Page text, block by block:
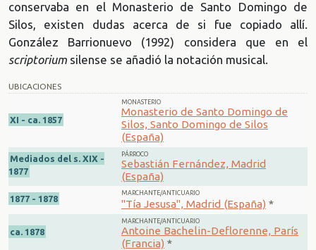
conservaba en el Monasterio de Santo Domingo de
Silos, existen dudas acerca de si fue copiado allí.
González Barrionuevo (1992) considera que en el
scriptorium silense se añadió la notación musical.
UBICACIONES
XI - ca. 1857
MONASTERIO
Monasterio de Santo Domingo de
Silos, Santo Domingo de Silos
(España)
Mediados del s. XIX -
1877
PÁRROCO
Sebastián Fernández, Madrid
(España)
1877 - 1878
MARCHANTE/ANTICUARIO
"Tía Jesusa", Madrid (España) *
ca. 1878
MARCHANTE/ANTICUARIO
Antoine Bachelin-Deflorenne, París
(Francia) *